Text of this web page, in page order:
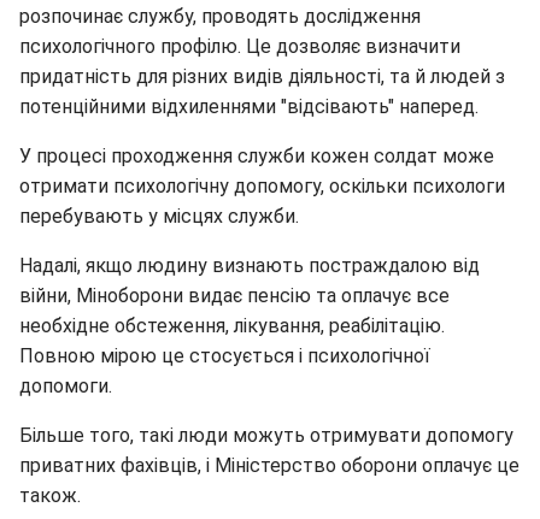
розпочинає службу, проводять дослідження
психологічного профілю. Це дозволяє визначити
придатність для різних видів діяльності, та й людей з
потенційними відхиленнями "відсівають" наперед.
У процесі проходження служби кожен солдат може
отримати психологічну допомогу, оскільки психологи
перебувають у місцях служби.
Надалі, якщо людину визнають постраждалою від
війни, Міноборони видає пенсію та оплачує все
необхідне обстеження, лікування, реабілітацію.
Повною мірою це стосується і психологічної
допомоги.
Більше того, такі люди можуть отримувати допомогу
приватних фахівців, і Міністерство оборони оплачує це
також.